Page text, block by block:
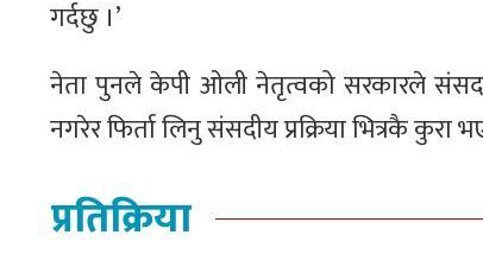
गर्दछु ।’
नेता पुनले केपी ओली नेतृत्वको सरकारले
नगरेर फिर्ता लिनु संसदीय प्रक्रिया भित्रकै
प्रतिक्रिया